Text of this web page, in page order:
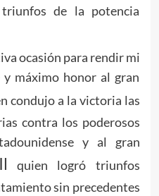
de la potencia
ocasión para rendir mi
máximo honor al gran
condujo a la victoria las
contra los poderosos
y al gran
quien logró triunfos
sin precedentes